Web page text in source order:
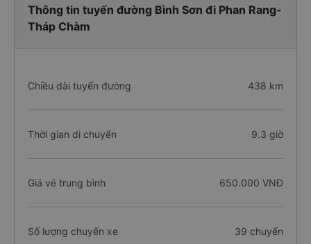
Thông tin tuyến đường Bình Sơn đi Phan Rang-
Tháp Chàm
Chiều dài tuyến đường 438 km
Thời gian di chuyển 9.3 giờ
Giá vé trung bình 650.000 VNĐ
Số lượng chuyến xe 39 chuyến